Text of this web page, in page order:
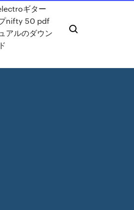
ギター
nifty 50 pdf
アルのダウン